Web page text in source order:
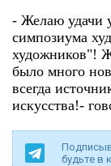
- Желаю удачи
симпозиума
художников"!
было много
всегда
искусства!-
будьте в